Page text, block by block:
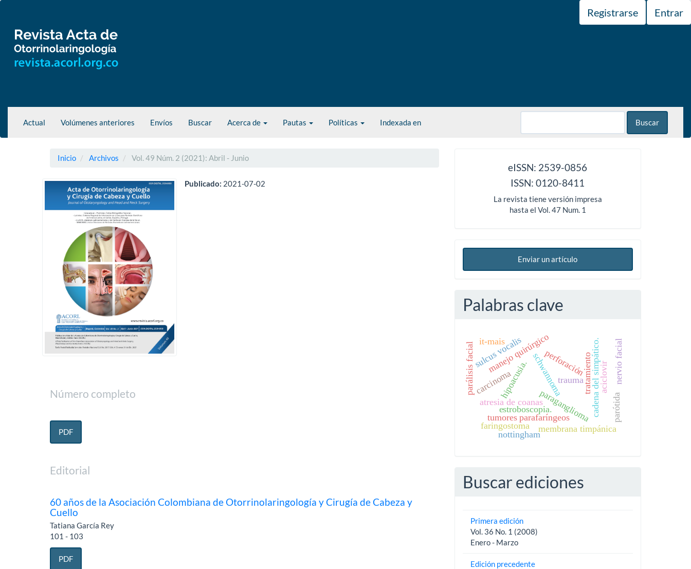
principal
Barra
lateral
Registrarse Entrar
Actual Volúmenes anteriores Envíos Buscar Acerca de Pautas Políticas Indexada en Buscar
Inicio Archivos Vol. 49 Núm. 2 (2021): Abril - Junio
Publicado: 2021-07-02
Número completo
PDF
Editorial
60 años de la Asociación Colombiana de Otorrinolaringología y Cirugía de Cabeza y
Cuello
Tatiana García Rey
101 - 103
PDF
eISSN: 2539-0856
ISSN: 0120-8411
La revista tiene versión impresa
hasta el Vol. 47 Num. 1
Enviar un artículo
Palabras clave
schwannoma
paraganglioma
tumores parafaríngeos cadena del simpático.
atresia de coanas
manejo quirúrgicoperforación
membrana timpánica
trauma
hipoacusia.
sulcus vocalis
estroboscopia.
parálisis facial tratamiento aciclovir
carcinoma
parótida
nervio facial
faringostoma
it-mais
nottingham
Buscar ediciones
Primera edición
Vol. 36 No. 1 (2008)
Enero - Marzo
Edición precedente